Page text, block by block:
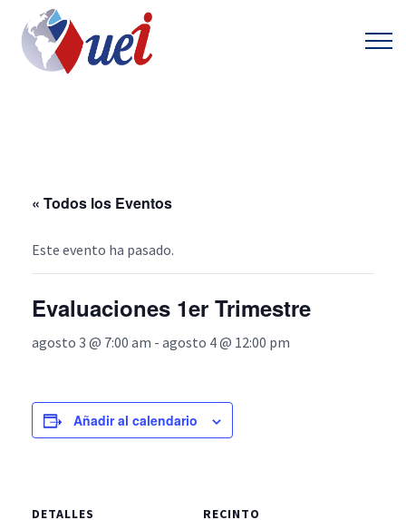
« Todos los Eventos
Este evento ha pasado.
Evaluaciones 1er Trimestre
agosto 3 @ 7:00 am - agosto 4 @ 12:00 pm
Añadir al calendario
DETALLES RECINTO